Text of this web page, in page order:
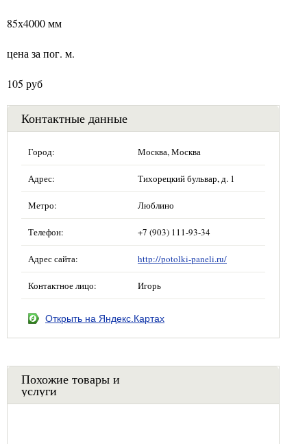
85х4000 мм
цена за пог. м.
105 руб
Контактные данные
Город: Москва, Москва
Адрес: Тихорецкий бульвар, д. 1
Метро: Люблино
Телефон: +7 (903) 111-93-34
Адрес сайта: http://potolki-paneli.ru/
Контактное лицо: Игорь
Открыть на Яндекс.Картах
Похожие товары и
услуги